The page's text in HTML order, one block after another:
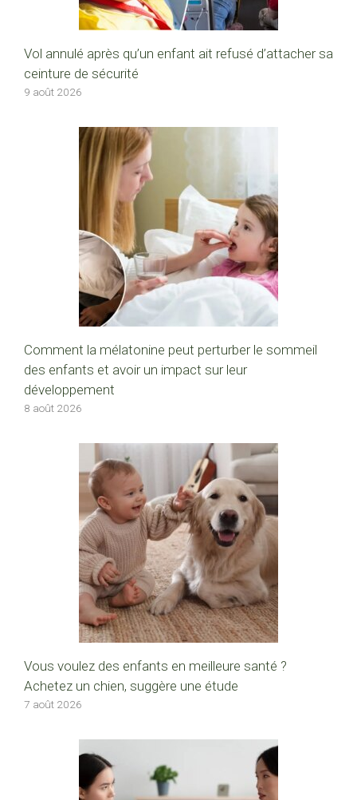
Vol annulé après qu’un enfant ait refusé d’attacher sa
ceinture de sécurité
9 août 2026
Comment la mélatonine peut perturber le sommeil
des enfants et avoir un impact sur leur
développement
8 août 2026
Vous voulez des enfants en meilleure santé ?
Achetez un chien, suggère une étude
7 août 2026